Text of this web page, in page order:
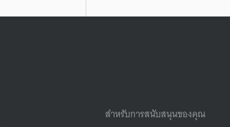
สำหรับการสนับสนุนของคุณ